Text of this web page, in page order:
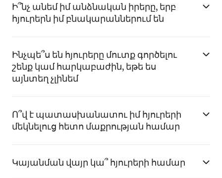
Ի՞նչ անեմ իմ անձնական իրերը, երբ
հյուրերն իմ բնակարաններում են
Ինչպե՞ս են հյուրերը մուտք գործելու
շենք կամ հարկաբաժին, եթե ես
այնտեղ չլինեմ
Ո՞վ է պատասխանատու իմ հյուրերի
մեկնելուց հետո մաքրության համար
Կայանման վայր կա՞ հյուրերի համար